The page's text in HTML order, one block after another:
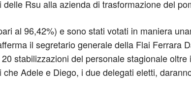
Rsu alla azienda di trasformazione del
al 96,42%) e sono stati votati in maniera
il segretario generale della Flai Ferrara
stabilizzazioni del personale stagionale
Adele e Diego, i due delegati eletti,